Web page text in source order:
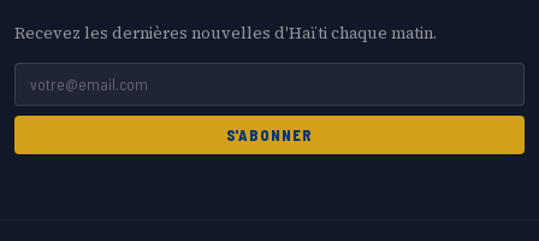
Recevez les dernières nouvelles d'Haïti chaque matin.
S'ABONNER